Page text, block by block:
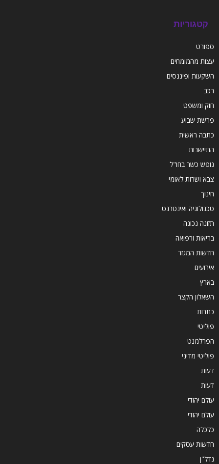
קטגוריות
ספורט
עצות מהמומחים
השקעות ופיננסים
רכב
חוק ומשפט
פרשת שבוע
כתבה ראשית
התיישבות
נופש כשר בחו"ל
צבא ושרות לאומי
חינוך
טכנולוגיה ואינטרנט
תזונה נכונה
בריאות ורפואה
חדשות המגזר
אירועים
בארץ
השאלון הקצר
כתבות
פוליטי
הפרלמנט
פוליטי מדיני
דעות
דעות
עולם יהודי
עולם יהודי
כלכלה
חדשות עסקים
נדל''ן